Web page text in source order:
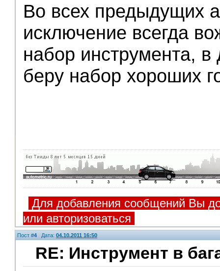
Во всех предыдущих
исключение всегда
набор инструмента,
беру набор хороших
V.I.P.
Для добавления сообщений Вы
или авторизоваться
Пост #4Дата: 04.10.2011 16:50
RE: Инструмент в